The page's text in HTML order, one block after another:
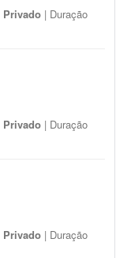
Privado | Duração
Privado | Duração
Privado | Duração